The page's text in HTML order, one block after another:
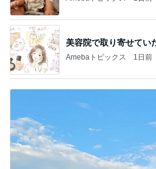
Amebaトピックス 1日前
記事を読